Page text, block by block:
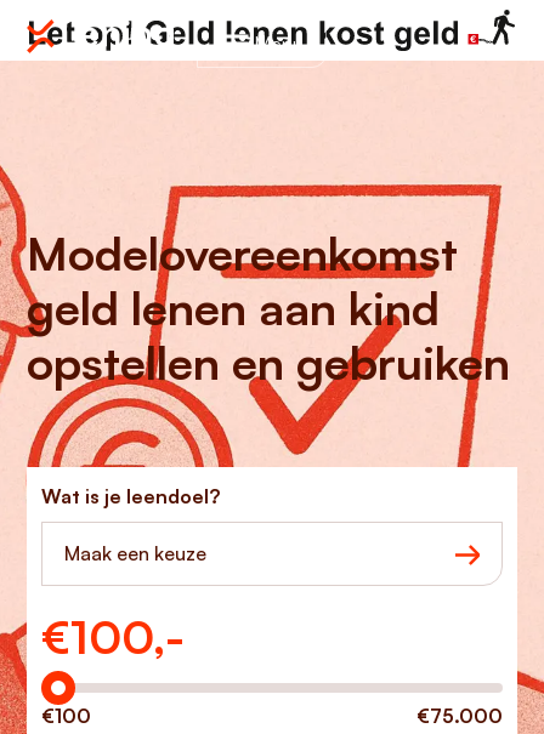
Menu
Modelovereenkomst
geld lenen aan kind
opstellen en gebruiken
Wat is je leendoel?
Maak een keuze
€100,-
Hoeveel wilt u lenen?
€100 €75.000